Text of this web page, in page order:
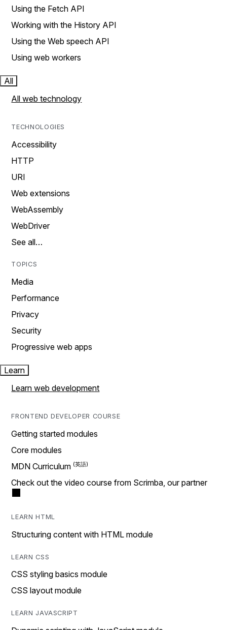
Using the Fetch API
Working with the History API
Using the Web speech API
Using web workers
All
All web technology
TECHNOLOGIES
Accessibility
HTTP
URI
Web extensions
WebAssembly
WebDriver
See all…
TOPICS
Media
Performance
Privacy
Security
Progressive web apps
Learn
Learn web development
FRONTEND DEVELOPER COURSE
Getting started modules
Core modules
MDN Curriculum
Check out the video course from Scrimba, our partner
LEARN HTML
Structuring content with HTML module
LEARN CSS
CSS styling basics module
CSS layout module
LEARN JAVASCRIPT